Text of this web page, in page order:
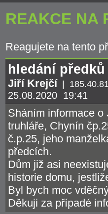
REAKCE NA
Reagujete na tento
hledání
Jiří Krejčí |
25.08.2020 19:41
Sháním informace
truhláře, Chynín
č.p.25, jeho
předcích.
Dům již asi
historie domu,
Byl bych moc
Děkuji za případé